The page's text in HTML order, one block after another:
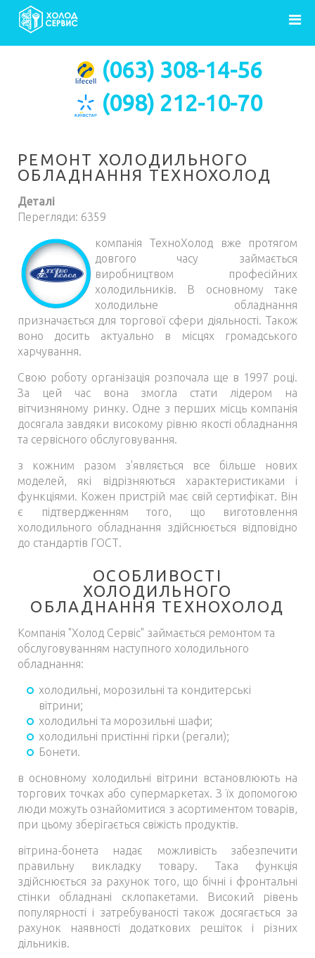
Ремонт ТехноХолод
(063) 308-14-56
(098) 212-10-70
РЕМОНТ ХОЛОДИЛЬНОГО
ОБЛАДНАННЯ ТЕХНОХОЛОД
Деталі
Перегляди: 6359
компанія ТехноХолод вже протягом
довгого часу займається
виробництвом професійних
холодильників. В основному таке
холодильне обладнання
призначається для торгової сфери діяльності. Також
воно досить актуально в місцях громадського
харчування.
Свою роботу організація розпочала ще в 1997 році.
За цей час вона змогла стати лідером на
вітчизняному ринку. Одне з перших місць компанія
досягала завдяки високому рівню якості обладнання
та сервісного обслуговування.
з кожним разом з'являється все більше нових
моделей, які відрізняються характеристиками і
функціями. Кожен пристрій має свій сертифікат. Він
є підтвердженням того, що виготовлення
холодильного обладнання здійснюється відповідно
до стандартів ГОСТ.
ОСОБЛИВОСТІ
ХОЛОДИЛЬНОГО
ОБЛАДНАННЯ ТЕХНОХОЛОД
Компанія "Холод Сервіс" займається ремонтом та
обслуговуванням наступного холодильного
обладнання:
холодильні, морозильні та кондитерські
вітрини;
холодильні та морозильні шафи;
холодильні пристінні гірки (регали);
Бонети.
в основному холодильні вітрини встановлюють на
торгових точках або супермаркетах. З їх допомогою
люди можуть ознайомитися з асортиментом товарів,
при цьому зберігається свіжість продуктів.
вітрина-бонета надає можливість забезпечити
правильну викладку товару. Така функція
здійснюється за рахунок того, що бічні і фронтальні
стінки обладнані склопакетами. Високий рівень
популярності і затребуваності також досягається за
рахунок наявності додаткових решіток і різних
дільників.